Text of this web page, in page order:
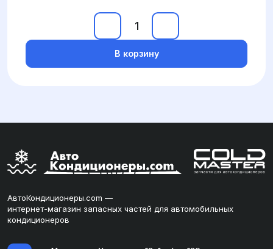
В корзину
АвтоКондиционеры.com —
интернет-магазин запасных частей для автомобильных
кондиционеров